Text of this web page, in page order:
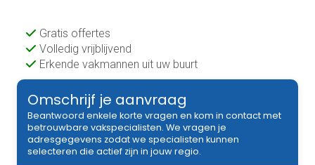
Gratis offertes
Volledig vrijblijvend
Erkende vakmannen uit uw buurt
Omschrijf je aanvraag
Beantwoord enkele korte vragen en kom in contact met
betrouwbare vakspecialisten. We vragen je
adresgegevens zodat we specialisten kunnen
selecteren die actief zijn in jouw regio.